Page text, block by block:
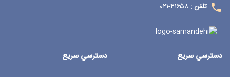
تلفن : ۴۱۶۵۸-۰۲۱
دسترسي سريع دسترسي سريع